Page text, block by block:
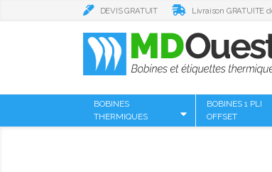
DEVIS GRATUIT Livraison GRATUITE
BOBINES
THERMIQUES
BOBINES 1 PLI
OFFSET